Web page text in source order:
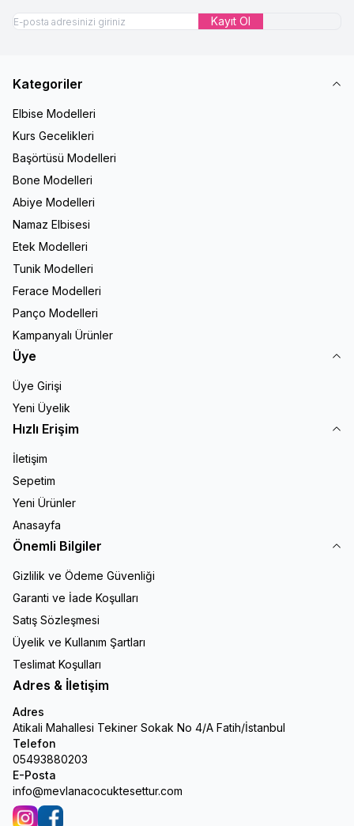
Kayıt Ol
Kategoriler
Elbise Modelleri
Kurs Gecelikleri
Başörtüsü Modelleri
Bone Modelleri
Abiye Modelleri
Namaz Elbisesi
Etek Modelleri
Tunik Modelleri
Ferace Modelleri
Panço Modelleri
Kampanyalı Ürünler
Üye
Üye Girişi
Yeni Üyelik
Hızlı Erişim
İletişim
Sepetim
Yeni Ürünler
Anasayfa
Önemli Bilgiler
Gizlilik ve Ödeme Güvenliği
Garanti ve İade Koşulları
Satış Sözleşmesi
Üyelik ve Kullanım Şartları
Teslimat Koşulları
Adres & İletişim
Adres
Atikali Mahallesi Tekiner Sokak No 4/A Fatih/İstanbul
Telefon
05493880203
E-Posta
info@mevlanacocuktesettur.com